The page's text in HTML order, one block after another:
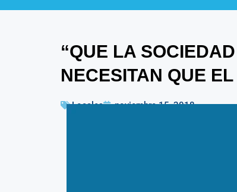
“QUE LA
NECESITAN QUE
Locales noviembre 15, 2018